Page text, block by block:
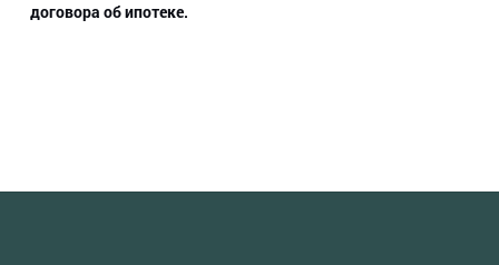
договора об ипотеке.